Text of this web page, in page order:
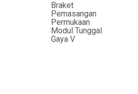
Braket
Pemasangan
Permukaan
Modul Tunggal
Gaya V